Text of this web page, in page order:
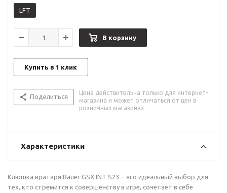
LFT
В корзину
Купить в 1 клик
Поделиться
Цена действительна только для интернет-
магазина и может отличаться от цен в
розничных магазинах
Характеристики
Клюшка вратаря Bauer GSX INT S23 – это идеальный выбор для
тех, кто стремится к совершенству в игре, сочетает в себе